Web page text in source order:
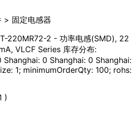
> 固定电感器
220MR72-2 - 功率电感(SMD), 22
VLCF Series 库存分布:
Shanghai: 0 Shanghai: 0 Shanghai:
1; minimumOrderQty: 100; rohs:
)